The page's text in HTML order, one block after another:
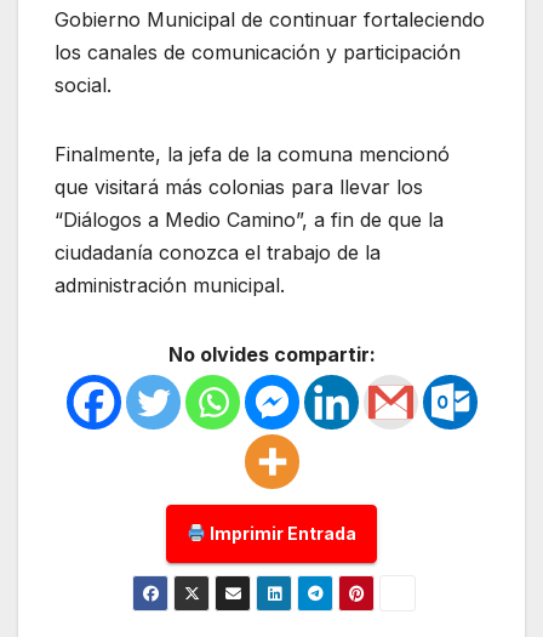
Gobierno Municipal de continuar fortaleciendo
los canales de comunicación y participación
social.
Finalmente, la jefa de la comuna mencionó
que visitará más colonias para llevar los
“Diálogos a Medio Camino”, a fin de que la
ciudadanía conozca el trabajo de la
administración municipal.
No olvides compartir:
Imprimir Entrada